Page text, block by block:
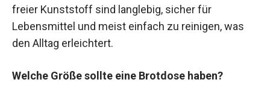
freier Kunststoff sind langlebig, sicher für
Lebensmittel und meist einfach zu reinigen, was
den Alltag erleichtert.
Welche Größe sollte eine Brotdose haben?